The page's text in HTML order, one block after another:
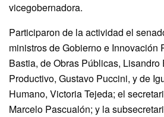
vicegobernadora.
Participaron de la actividad el
ministros de Gobierno e Innovación
Bastia, de Obras Públicas,
Productivo, Gustavo Puccini, y de
Humano, Victoria Tejeda; el
Marcelo Pascualón; y la